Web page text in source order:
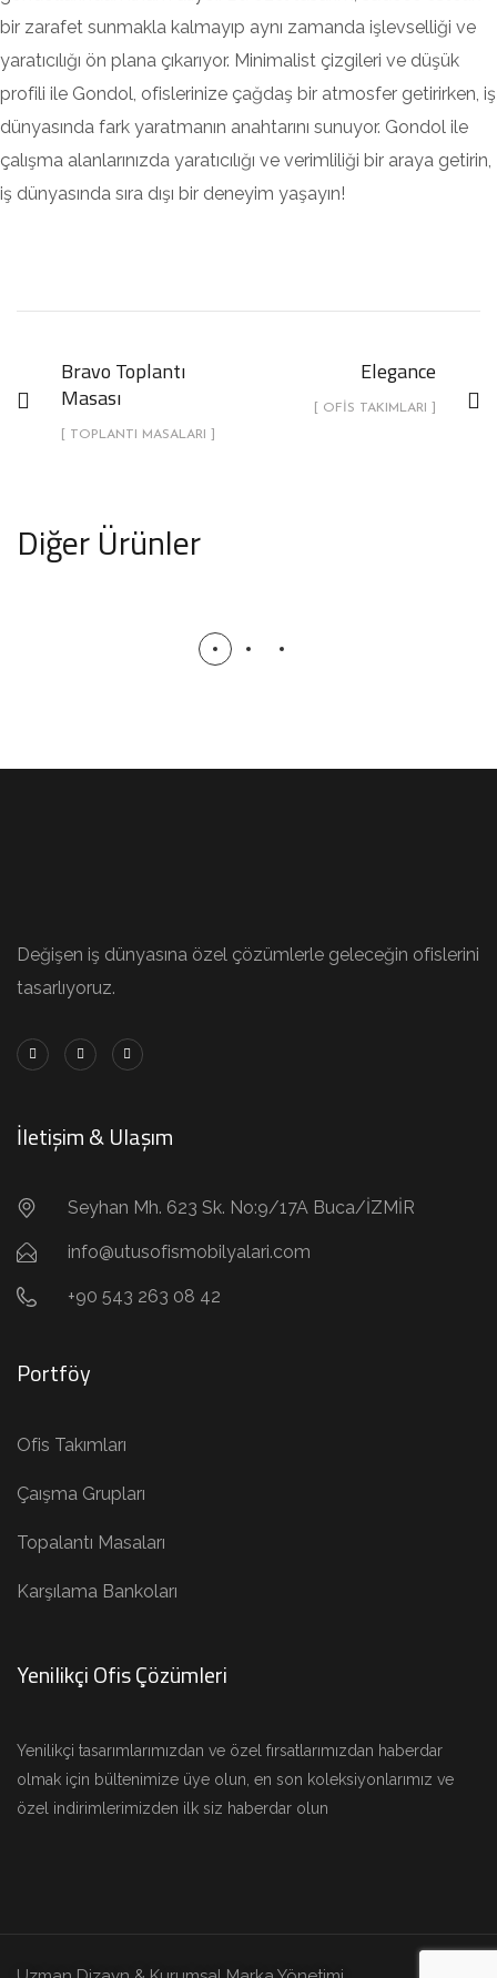
bir zarafet sunmakla kalmayıp aynı zamanda işlevselliği ve
yaratıcılığı ön plana çıkarıyor. Minimalist çizgileri ve düşük
profili ile Gondol, ofislerinize çağdaş bir atmosfer getirirken, iş
dünyasında fark yaratmanın anahtarını sunuyor. Gondol ile
çalışma alanlarınızda yaratıcılığı ve verimliliği bir araya getirin,
iş dünyasında sıra dışı bir deneyim yaşayın!
Bravo Toplantı
Masası
[ TOPLANTI MASALARI ]
Elegance
[ OFIS TAKIMLARI ]
Diğer Ürünler
Değişen iş dünyasına özel çözümlerle geleceğin ofislerini
tasarlıyoruz.
İletişim & Ulaşım
Seyhan Mh. 623 Sk. No:9/17A Buca/İZMİR
info@utusofismobilyalari.com
+90 543 263 08 42
Portföy
Ofis Takımları
Çaışma Grupları
Topalantı Masaları
Karşılama Bankoları
Yenilikçi Ofis Çözümleri
Yenilikçi tasarımlarımızdan ve özel fırsatlarımızdan haberdar
olmak için bültenimize üye olun, en son koleksiyonlarımız ve
özel indirimlerimizden ilk siz haberdar olun